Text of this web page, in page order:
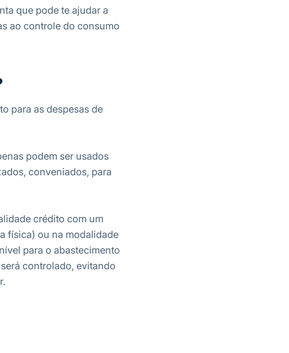
que pode te ajudar a
ao controle do consumo
para as despesas de
podem ser usados
conveniados, para
crédito com um
física) ou na modalidade
para o abastecimento
controlado, evitando